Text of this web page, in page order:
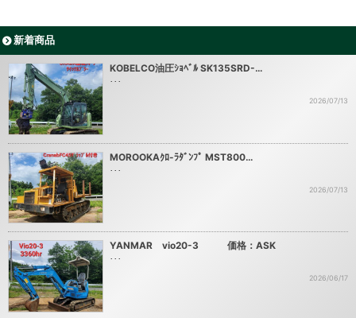
新着商品
KOBELCO油圧ｼｮﾍﾞﾙ SK135SRD-…
･･･
2026/07/13
MOROOKAｸﾛ-ﾗﾀﾞﾝﾌﾟ MST800…
･･･
2026/07/13
YANMAR vio20-3 価格：ASK
･･･
2026/06/17